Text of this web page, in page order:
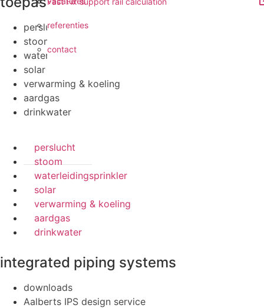
referenties
contact
perslucht
stoom
waterleidingsprinkler
solar
verwarming & koeling
aardgas
drinkwater
perslucht
stoom
waterleidingsprinkler
solar
verwarming & koeling
aardgas
drinkwater
integrated piping systems
downloads
Aalberts IPS design service